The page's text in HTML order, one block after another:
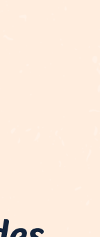
Tarifas